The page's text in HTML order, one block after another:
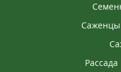
Саженцы